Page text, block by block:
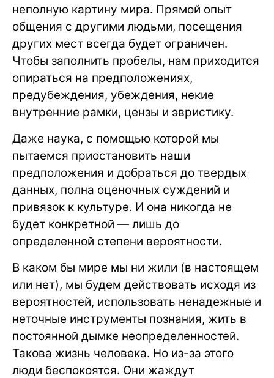
неполную картину мира. Прямой опыт
общения с другими людьми, посещения
других мест всегда будет ограничен.
Чтобы заполнить пробелы, нам приходится
опираться на предположениях,
предубеждения, убеждения, некие
внутренние рамки, цензы и эвристику.
Даже наука, с помощью которой мы
пытаемся приостановить наши
предположения и добраться до твердых
данных, полна оценочных суждений и
привязок к культуре. И она никогда не
будет конкретной — лишь до
определенной степени вероятности.
В каком бы мире мы ни жили (в настоящем
или нет), мы будем действовать исходя из
вероятностей, использовать ненадежные и
неточные инструменты познания, жить в
постоянной дымке неопределенностей.
Такова жизнь человека. Но из-за этого
люди беспокоятся. Они жаждут